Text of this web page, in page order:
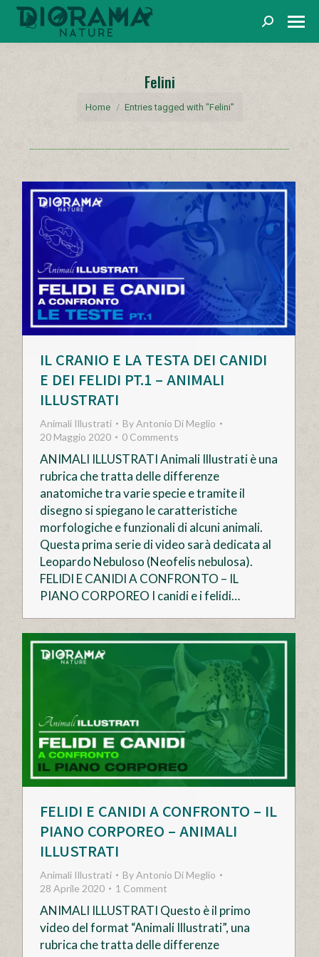
Cerca
Felini
You are here:
Home Entries tagged with "Felini"
IL CRANIO E LA TESTA DEI CANIDI
E DEI FELIDI PT.1 – ANIMALI
ILLUSTRATI
Animali Illustrati ByAntonio Di Meglio
20 Maggio 2020
0 Comments
ANIMALI ILLUSTRATI Animali Illustrati è una
rubrica che tratta delle differenze
anatomiche tra varie specie e tramite il
disegno si spiegano le caratteristiche
morfologiche e funzionali di alcuni animali.
Questa prima serie di video sarà dedicata al
Leopardo Nebuloso (Neofelis nebulosa).
FELIDI E CANIDI A CONFRONTO – IL
PIANO CORPOREO I canidi e i felidi…
FELIDI E CANIDI A CONFRONTO – IL
PIANO CORPOREO – ANIMALI
ILLUSTRATI
Animali Illustrati ByAntonio Di Meglio
28 Aprile 2020
1 Comment
ANIMALI ILLUSTRATI Questo è il primo
video del format “Animali Illustrati”, una
rubrica che tratta delle differenze